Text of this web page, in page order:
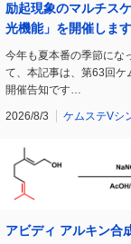
励起現象のマルチス
光機能」を開催します
今年も夏本番の季節に
て、本記事は、第63回ケ
開催告知です…
2026/8/3 ケムステVシ
アビディ アルキン